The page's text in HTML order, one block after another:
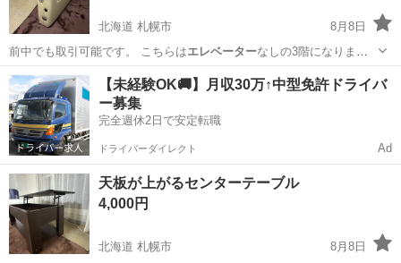
北海道 札幌市
8月8日
前中でも取引可能です。 こちらはエレベーターなしの3階になりま
す。 1階まで運…
北海道 札幌市 ベッド マツエク
【未経験OK🚚】月収30万↑中型免許ドライバ
ー募集
完全週休2日で安定転職
ドライバーダイレクト Ad
天板が上がるセンターテーブル
4,000円
北海道 札幌市
8月8日